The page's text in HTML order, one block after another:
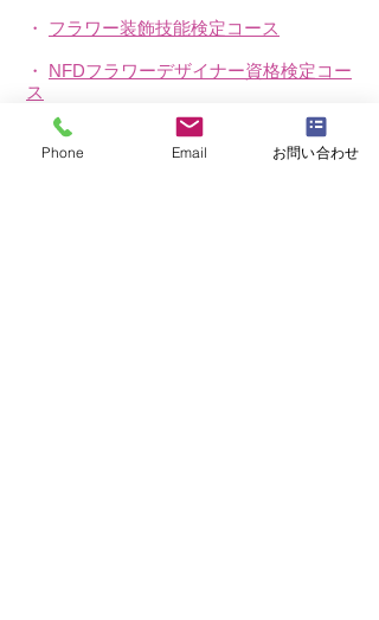
・ フラワー装飾技能検定コース
・ NFDフラワーデザイナー資格検定コー
ス
NFD資格検定指導者対象コース
Phone Email お問い合わせ